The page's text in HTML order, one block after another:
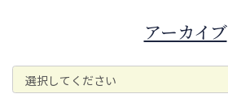
アーカイブ